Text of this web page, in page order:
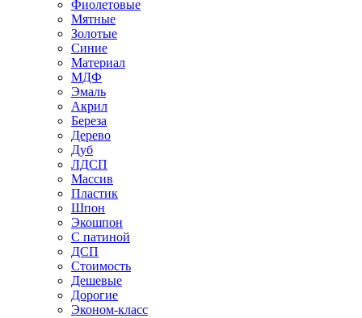
Фиолетовые
Мятные
Золотые
Синие
Материал
МДФ
Эмаль
Акрил
Береза
Дерево
Дуб
ЛДСП
Массив
Пластик
Шпон
Экошпон
С патиной
ДСП
Стоимость
Дешевые
Дорогие
Эконом-класс